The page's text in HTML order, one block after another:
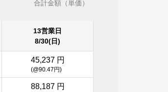
合計金額（単価）
13営業日
8/30(日)
45,237 円
(@90.47円)
88,187 円